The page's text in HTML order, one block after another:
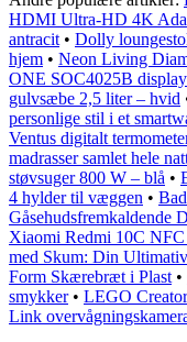
HDMI Ultra-HD 4K
antracit • Dolly
hjem • Neon Living
ONE SOC4025B
gulvsæbe 2,5 liter – hvid
personlige stil i et
Ventus digitalt
madrasser samlet hele
støvsuger 800 W – blå •
4 hylder til væggen •
Gåsehudsfremkaldende
Xiaomi Redmi 10C
med Skum: Din
Form Skærebræt i Plast •
smykker• LEGO
Link